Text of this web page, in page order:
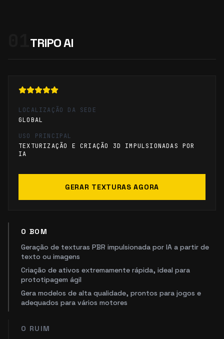
TRIPO AI
LOCALIZAÇÃO DA SEDE
GLOBAL
USO PRINCIPAL
TEXTURIZAÇÃO E CRIAÇÃO 3D IMPULSIONADAS POR
IA
GERAR TEXTURAS AGORA
O BOM
Geração de texturas PBR impulsionada por IA a partir de
texto ou imagens
Criação de ativos extremamente rápida, ideal para
prototipagem ágil
Gera modelos de alta qualidade, prontos para jogos e
adequados para vários motores
O RUIM